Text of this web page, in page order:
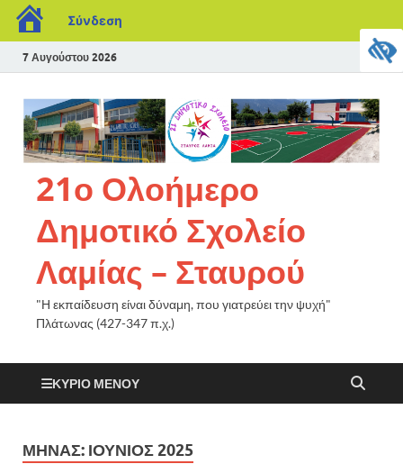
Σύνδεση
7 Αυγούστου 2026
21ο Ολοήμερο
Δημοτικό Σχολείο
Λαμίας – Σταυρού
"Η εκπαίδευση είναι δύναμη, που γιατρεύει την ψυχή"
Πλάτωνας (427-347 π.χ.)
ΚΎΡΙΟ ΜΕΝΟΎ
ΜΉΝΑΣ: ΙΟΎΝΙΟΣ 2025